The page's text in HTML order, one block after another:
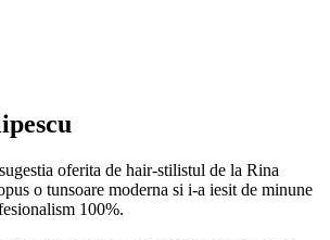
oferita de hair-stilistul de la Rina
o tunsoare moderna si i-a iesit de minune
100%.